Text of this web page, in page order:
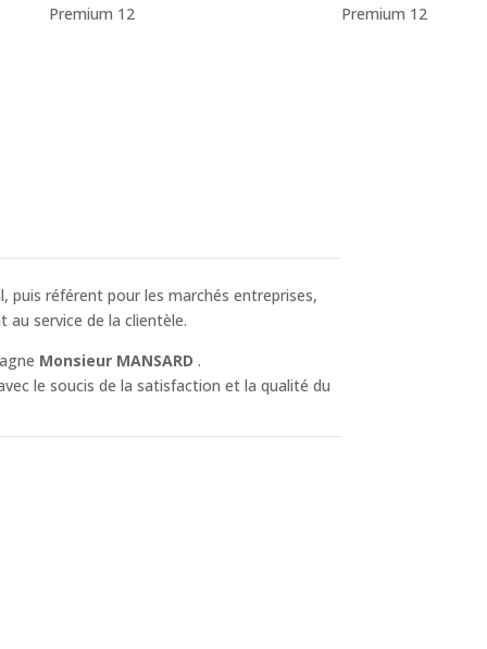
Premium 12
Premium 12
puis référent pour les marchés entreprises,
service de la clientèle.
Monsieur MANSARD .
le soucis de la satisfaction et la qualité du